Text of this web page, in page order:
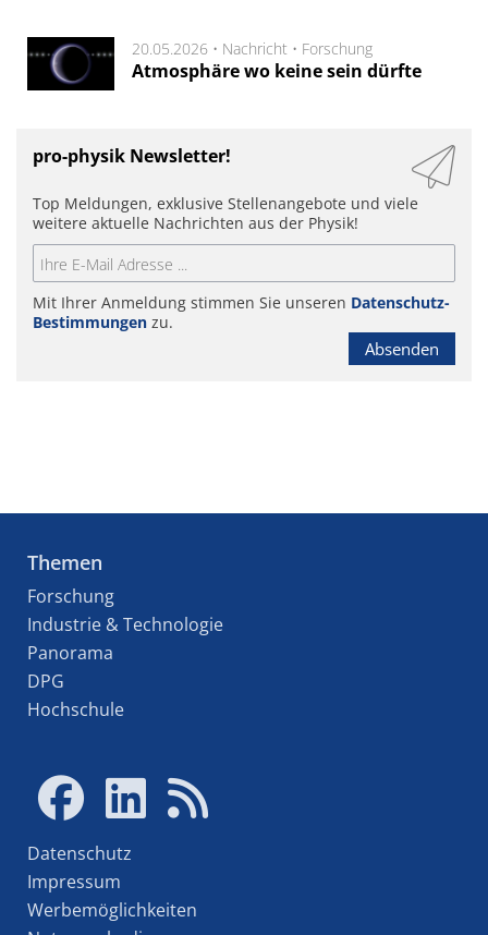
20.05.2026 • Nachricht • Forschung
Atmosphäre wo keine sein dürfte
pro-physik Newsletter!
Top Meldungen, exklusive Stellenangebote und viele
weitere aktuelle Nachrichten aus der Physik!
Mit Ihrer Anmeldung stimmen Sie unseren Datenschutz-
Bestimmungen zu.
Absenden
Themen
Forschung
Industrie & Technologie
Panorama
DPG
Hochschule
Datenschutz
Impressum
Werbemöglichkeiten